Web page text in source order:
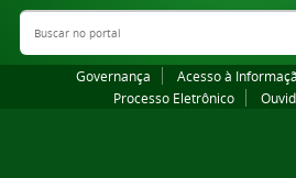
Buscar no portal
Governança Acesso à
Processo Eletrônico